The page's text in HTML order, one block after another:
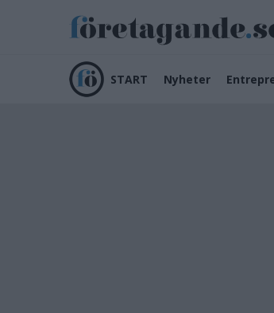
START Nyheter